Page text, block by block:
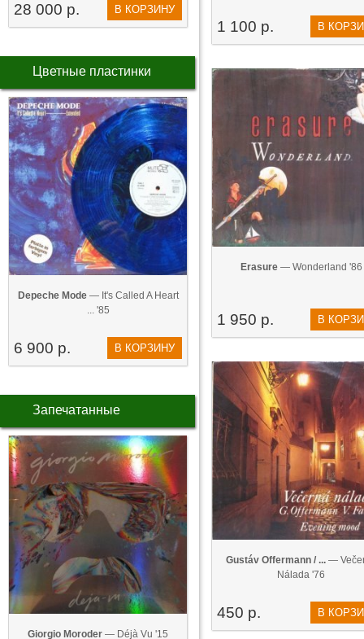
28 000 р. В КОРЗИНУ
Цветные пластинки
Depeche Mode— It's Called A Heart
... '85
6 900 р. В КОРЗИНУ
Запечатанные
Giorgio Moroder — Déjà Vu '15
1 100 р. В
Erasure— Wonderland '86
1 950 р. В
Gustáv Offermann / ...—
Nálada '76
450 р. В